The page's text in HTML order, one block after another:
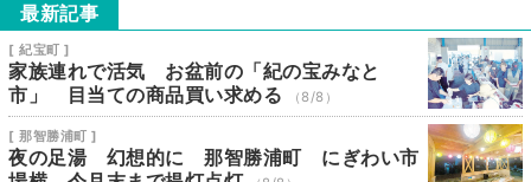
最新記事
[ 紀宝町 ]
家族連れで活気 お盆前の「紀の宝みなと
市」 目当ての商品買い求める
（8/8）
[ 那智勝浦町 ]
夜の足湯 幻想的に 那智勝浦町 にぎわい市